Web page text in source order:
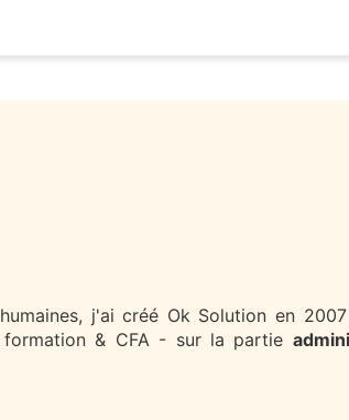
j'ai créé Ok Solution en
formation & CFA - sur la partie